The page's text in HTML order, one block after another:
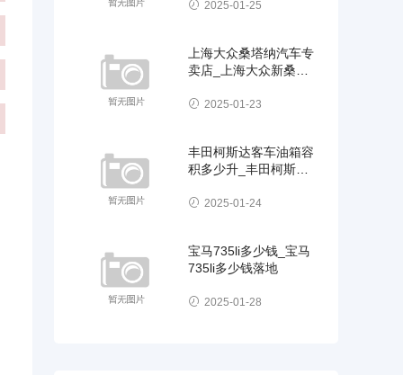
2025-01-25
上海大众桑塔纳汽车专
卖店_上海大众新桑塔
2025-01-23
丰田柯斯达客车油箱容
积多少升_丰田柯斯达
2025-01-24
宝马735li多少钱_宝马
735li多少钱落地
2025-01-28